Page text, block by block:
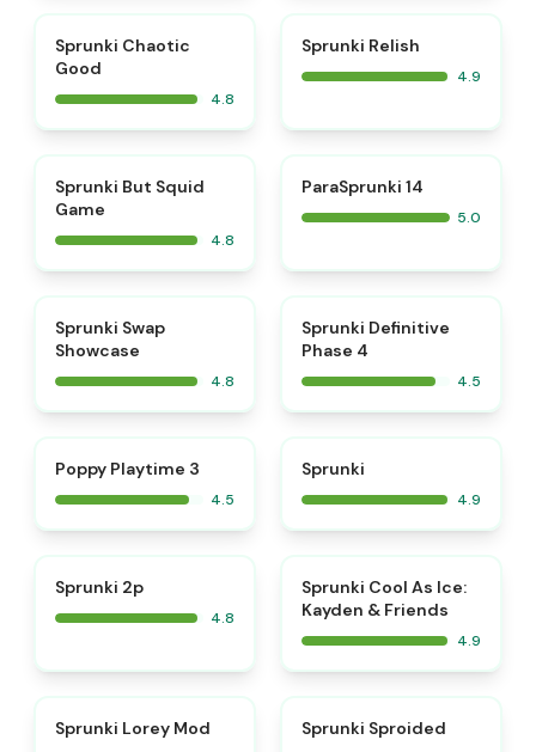
Sprunki Chaotic
Good
4.8
Sprunki Relish
4.9
Sprunki But Squid
Game
4.8
ParaSprunki 14
5.0
Sprunki Swap
Showcase
4.8
Sprunki Definitive
Phase 4
4.5
Poppy Playtime 3
4.5
Sprunki
4.9
Sprunki 2p
4.8
⭐
Sprunki Cool As Ice:
Kayden & Friends
4.9
Sprunki Lorey Mod Sprunki Sproided